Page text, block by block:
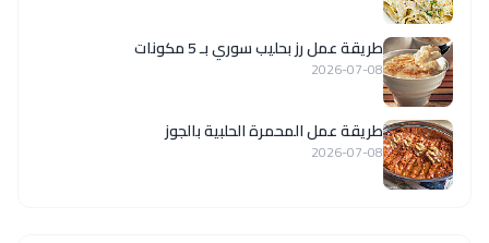
طريقة عمل رز بحليب سوري بـ 5 مكونات
2026-07-08
طريقة عمل المحمرة الحلبية بالجوز
2026-07-08